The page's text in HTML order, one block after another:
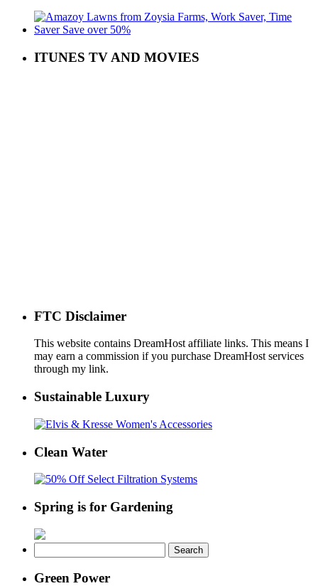
ITUNES TV AND MOVIES
FTC Disclaimer
This website contains DreamHost affiliate links. This means I
may earn a commission if you purchase DreamHost services
through my link.
Sustainable Luxury
Clean Water
Spring is for Gardening
for:
Green Power